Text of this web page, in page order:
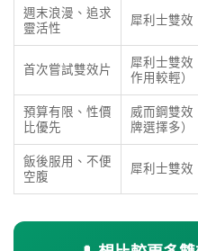
週末浪漫、追求
靈活性
犀利士雙效
首次嘗試雙效片
犀利士雙效
作用較輕）
預算有限、性價
比優先
威而鋼雙效
牌選擇多）
飯後服用、不便
空腹
犀利士雙效